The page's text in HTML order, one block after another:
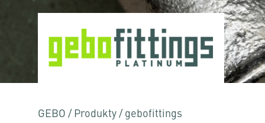
GEBO / Produkty / gebofittings